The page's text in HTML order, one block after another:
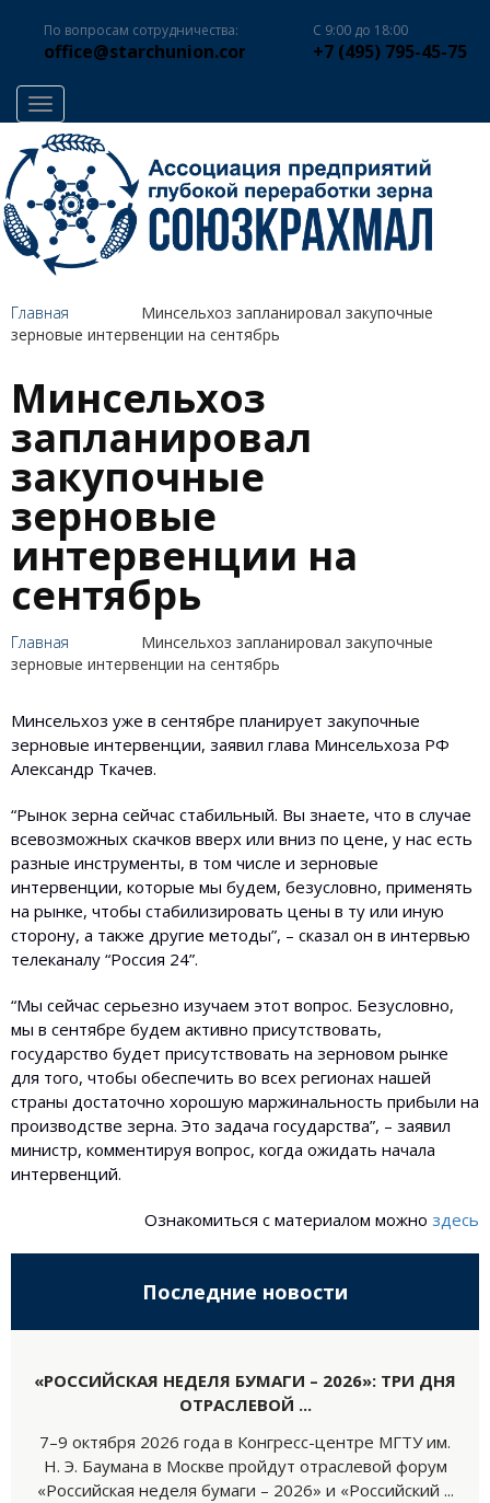
По вопросам сотрудничества:
office@starchunion.com
С 9:00 до 18:00
+7 (495) 795-45-75
Toggle navigation
Главная
Минсельхоз запланировал закупочные
зерновые интервенции на сентябрь
Минсельхоз
запланировал
закупочные
зерновые
интервенции на
сентябрь
Главная
Минсельхоз запланировал закупочные
зерновые интервенции на сентябрь
Минсельхоз уже в сентябре планирует закупочные
зерновые интервенции, заявил глава Минсельхоза РФ
Александр Ткачев.
“Рынок зерна сейчас стабильный. Вы знаете, что в случае
всевозможных скачков вверх или вниз по цене, у нас есть
разные инструменты, в том числе и зерновые
интервенции, которые мы будем, безусловно, применять
на рынке, чтобы стабилизировать цены в ту или иную
сторону, а также другие методы”, – сказал он в интервью
телеканалу “Россия 24”.
“Мы сейчас серьезно изучаем этот вопрос. Безусловно,
мы в сентябре будем активно присутствовать,
государство будет присутствовать на зерновом рынке
для того, чтобы обеспечить во всех регионах нашей
страны достаточно хорошую маржинальность прибыли на
производстве зерна. Это задача государства”, – заявил
министр, комментируя вопрос, когда ожидать начала
интервенций.
Ознакомиться с материалом можно здесь
Последние новости
«РОССИЙСКАЯ НЕДЕЛЯ БУМАГИ – 2026»: ТРИ ДНЯ
ОТРАСЛЕВОЙ ...
7–9 октября 2026 года в Конгресс-центре МГТУ им.
Н. Э. Баумана в Москве пройдут отраслевой форум
«Российская неделя бумаги – 2026» и «Российский ...